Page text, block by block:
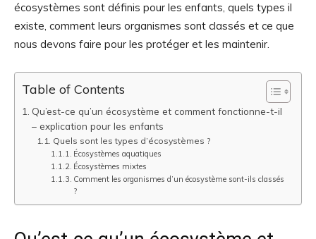
écosystèmes sont définis pour les enfants, quels types il
existe, comment leurs organismes sont classés et ce que
nous devons faire pour les protéger et les maintenir.
Table of Contents
Qu’est-ce qu’un écosystème et comment fonctionne-t-il
– explication pour les enfants
Quels sont les types d’écosystèmes ?
Écosystèmes aquatiques
Écosystèmes mixtes
Comment les organismes d’un écosystème sont-ils classés
?